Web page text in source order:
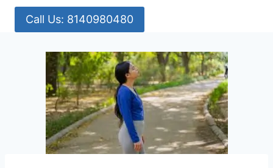
Call Us: 8140980480